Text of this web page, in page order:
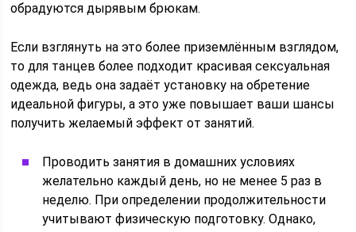
обрадуются дырявым брюкам.
Если взглянуть на это более приземлённым взглядом,
то для танцев более подходит красивая сексуальная
одежда, ведь она задаёт установку на обретение
идеальной фигуры, а это уже повышает ваши шансы
получить желаемый эффект от занятий.
Проводить занятия в домашних условиях
желательно каждый день, но не менее 5 раз в
неделю. При определении продолжительности
учитывают физическую подготовку. Однако,